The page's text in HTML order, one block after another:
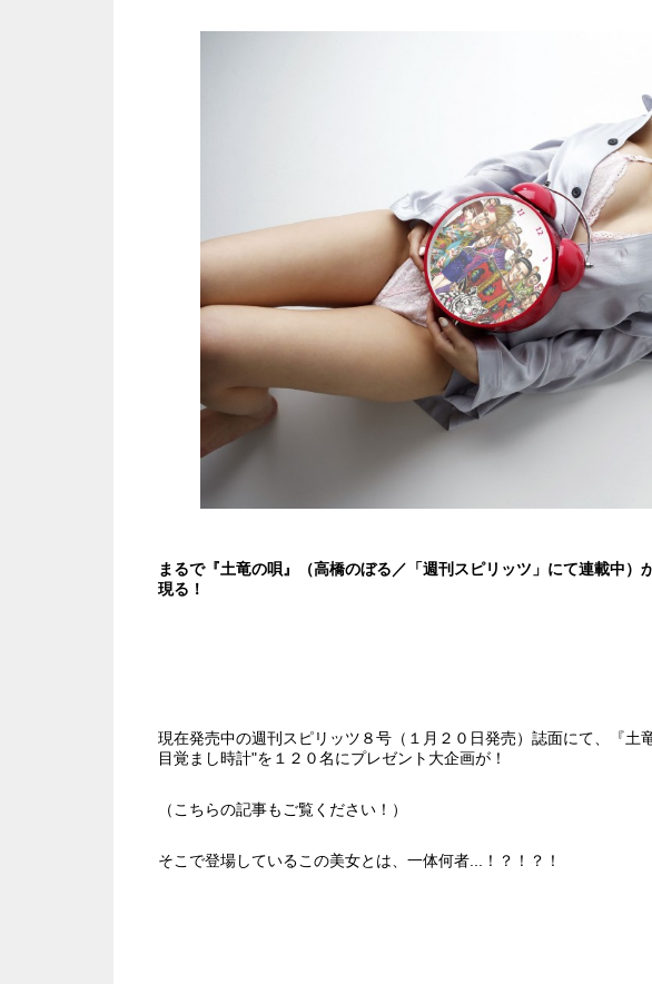
まるで『土竜の唄』 （高橋のぼる／「週刊スピリッツ」にて連載中）
現る！
現在発売中の週刊スピリッツ８号（１月２０日発売）誌面にて、『土
目覚まし時計"を１２０名にプレゼント大企画が！
（ こちらの記事もご覧ください！）
そこで登場しているこの美女とは、一体何者...！？！？！